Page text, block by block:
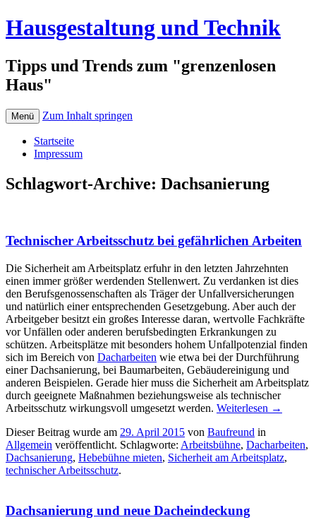
Hausgestaltung und Technik
Tipps und Trends zum "grenzenlosen
Haus"
Menü Zum Inhalt springen
Startseite
Impressum
Schlagwort-Archive: Dachsanierung
Technischer Arbeitsschutz bei gefährlichen Arbeiten
Die Sicherheit am Arbeitsplatz erfuhr in den letzten Jahrzehnten
einen immer größer werdenden Stellenwert. Zu verdanken ist dies
den Berufsgenossenschaften als Träger der Unfallversicherungen
und natürlich einer entsprechenden Gesetzgebung. Aber auch der
Arbeitgeber besitzt ein großes Interesse daran, wertvolle Fachkräfte
vor Unfällen oder anderen berufsbedingten Erkrankungen zu
schützen. Arbeitsplätze mit besonders hohem Unfallpotenzial finden
sich im Bereich von Dacharbeiten wie etwa bei der Durchführung
einer Dachsanierung, bei Baumarbeiten, Gebäudereinigung und
anderen Beispielen. Gerade hier muss die Sicherheit am Arbeitsplatz
durch geeignete Maßnahmen beziehungsweise als technischer
Arbeitsschutz wirkungsvoll umgesetzt werden. Weiterlesen →
Dieser Beitrag wurde am 29. April 2015 von Baufreund in
Allgemein veröffentlicht. Schlagworte: Arbeitsbühne, Dacharbeiten,
Dachsanierung, Hebebühne mieten, Sicherheit am Arbeitsplatz,
technischer Arbeitsschutz.
Dachsanierung und neue Dacheindeckung